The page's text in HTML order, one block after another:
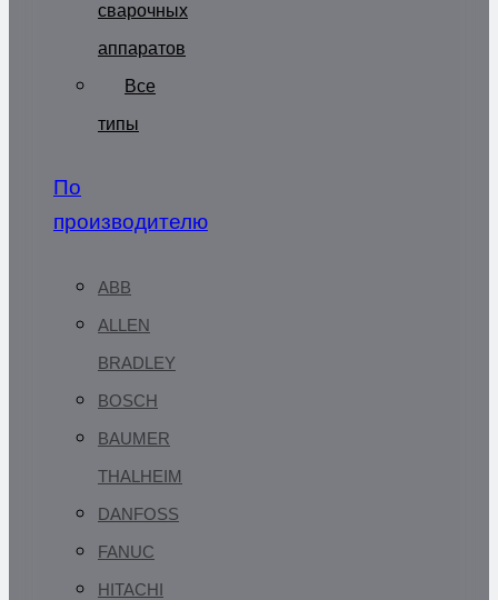
сварочных
аппаратов
Все
типы
По
производителю
ABB
ALLEN
BRADLEY
BOSCH
BAUMER
THALHEIM
DANFOSS
FANUC
HITACHI